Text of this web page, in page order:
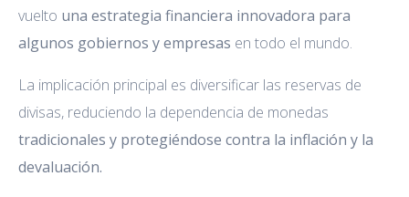
vuelto una estrategia financiera innovadora para
algunos gobiernos y empresas en todo el mundo.
La implicación principal es diversificar las reservas de
divisas, reduciendo la dependencia de monedas
tradicionales y protegiéndose contra la inflación y la
devaluación.